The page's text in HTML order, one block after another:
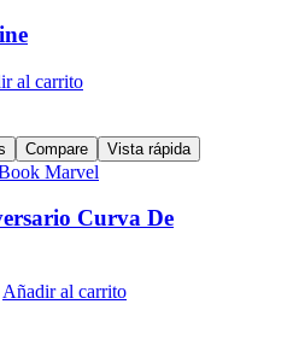
al carrito
Compare Vista rápida
Marvel
Curva De
Añadir al carrito